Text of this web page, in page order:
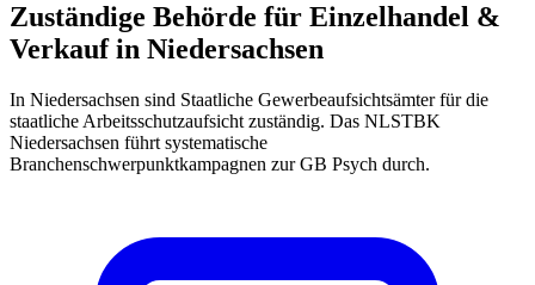
Zuständige Behörde für Einzelhandel &
Verkauf in Niedersachsen
In Niedersachsen sind Staatliche Gewerbeaufsichtsämter für die
staatliche Arbeitsschutzaufsicht zuständig. Das NLSTBK
Niedersachsen führt systematische
Branchenschwerpunktkampagnen zur GB Psych durch.